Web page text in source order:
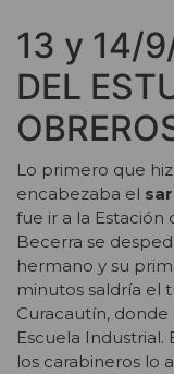
13 y 14/
DEL
Lo primero que
encabezaba el
fue ir a la Estación
Becerra se
hermano y su
minutos saldría el
Curacautín,
Escuela
los carabineros lo